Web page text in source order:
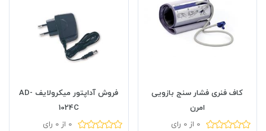
کاف فنری فشار سنج بازویی
امرن
0 از 0 رای
فروش آداپتور میکرولایف AD-
1024C
0 از 0 رای